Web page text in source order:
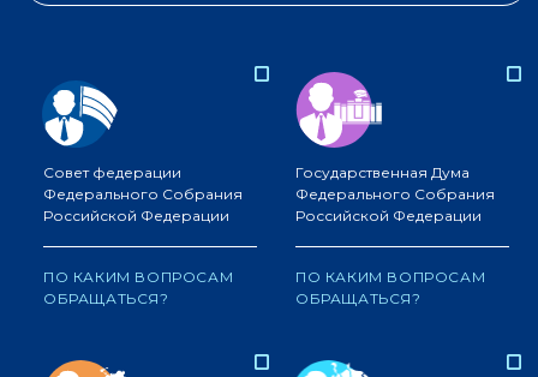
Совет федерации
Федерального Собрания
Российской Федерации
ПО КАКИМ ВОПРОСАМ
ОБРАЩАТЬСЯ?
Государственная Дума
Федерального Собрания
Российской Федерации
ПО КАКИМ ВОПРОСАМ
ОБРАЩАТЬСЯ?